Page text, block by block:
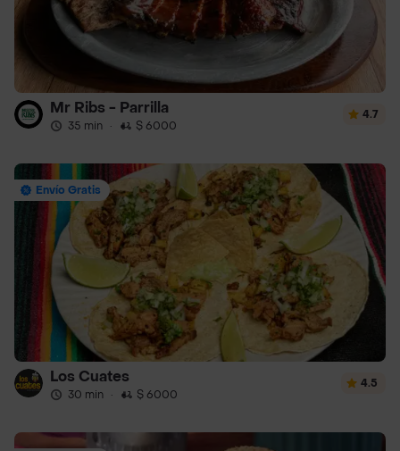
Mr Ribs - Parrilla
35 min · $ 6000
4.7
Envío Gratis
Los Cuates
30 min · $ 6000
4.5